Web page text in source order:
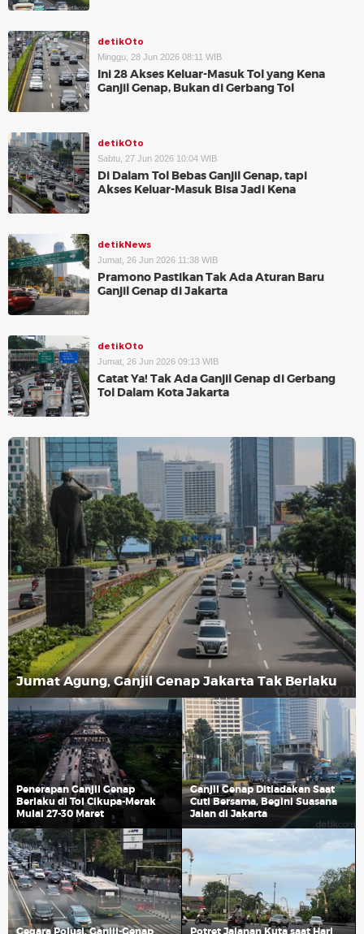
detikOto
Minggu, 28 Jun 2026 08:11 WIB
Ini 28 Akses Keluar-Masuk Tol yang Kena
Ganjil Genap, Bukan di Gerbang Tol
detikOto
Sabtu, 27 Jun 2026 10:04 WIB
Di Dalam Tol Bebas Ganjil Genap, tapi
Akses Keluar-Masuk Bisa Jadi Kena
detikNews
Jumat, 26 Jun 2026 11:38 WIB
Pramono Pastikan Tak Ada Aturan Baru
Ganjil Genap di Jakarta
detikOto
Jumat, 26 Jun 2026 09:13 WIB
Catat Ya! Tak Ada Ganjil Genap di Gerbang
Tol Dalam Kota Jakarta
Jumat Agung, Ganjil Genap Jakarta Tak Berlaku
Penerapan Ganjil Genap
Berlaku di Tol Cikupa-Merak
Mulai 27-30 Maret
Ganjil Genap Ditiadakan Saat
Cuti Bersama, Begini Suasana
Jalan di Jakarta